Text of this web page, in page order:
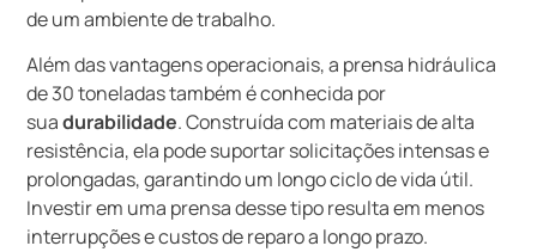
de um ambiente de trabalho.
Além das vantagens operacionais, a prensa hidráulica
de 30 toneladas também é conhecida por
suadurabilidade. Construída com materiais de alta
resistência, ela pode suportar solicitações intensas e
prolongadas, garantindo um longo ciclo de vida útil.
Investir em uma prensa desse tipo resulta em menos
interrupções e custos de reparo a longo prazo.